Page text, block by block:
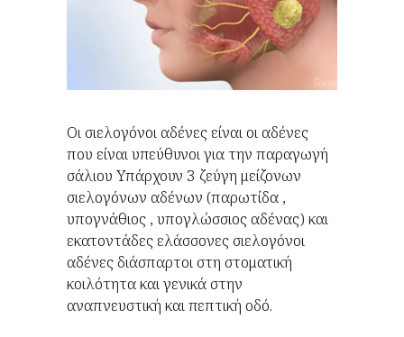
Οι σιελογόνοι αδένες είναι οι αδένες
που είναι υπεύθυνοι για την παραγωγή
σάλιου Υπάρχουν 3 ζεύγη μείζονων
σιελογόνων αδένων (παρωτίδα ,
υπογνάθιος , υπογλώσσιος αδένας) και
εκατοντάδες ελάσσονες σιελογόνοι
αδένες διάσπαρτοι στη στοματική
κοιλότητα και γενικά στην
αναπνευστική και πεπτική οδό.